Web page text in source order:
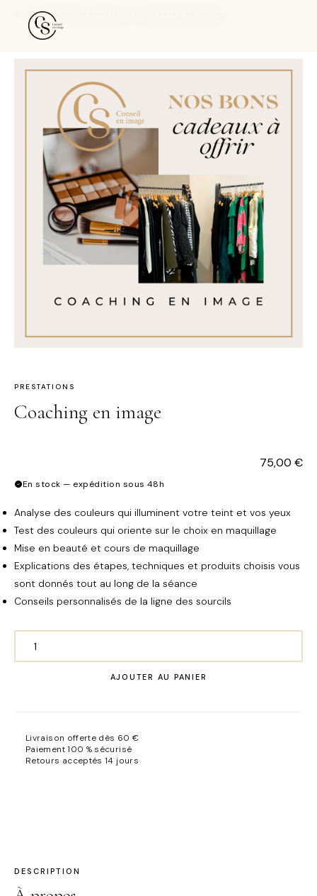
Accueil›Boutique
PRESTATIONS
Coaching en image
75,00 €
En stock — expédition sous 48h
Analyse des couleurs qui illuminent votre teint et vos yeux
Test des couleurs qui oriente sur le choix en maquillage
Mise en beauté et cours de maquillage
Explications des étapes, techniques et produits choisis vous
sont donnés tout au long de la séance
Conseils personnalisés de la ligne des sourcils
quantité
image
AJOUTER AU PANIER
Livraison offerte dès 60 €
Paiement 100 % sécurisé
Retours acceptés 14 jours
DESCRIPTION